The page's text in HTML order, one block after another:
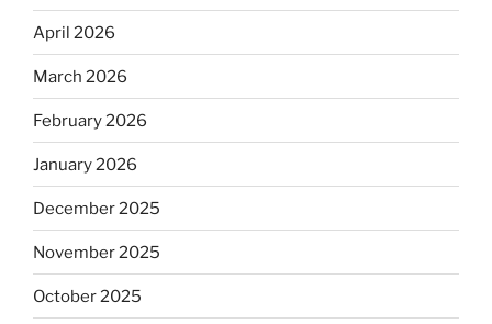
April 2026
March 2026
February 2026
January 2026
December 2025
November 2025
October 2025